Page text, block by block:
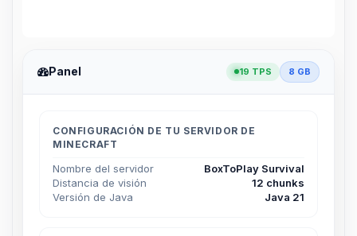
Panel 19 TPS 8 GB
CONFIGURACIÓN DE TU SERVIDOR DE
MINECRAFT
Nombre del servidor
BoxToPlay Survival
Distancia de visión
12 chunks
Versión de Java
Java 21